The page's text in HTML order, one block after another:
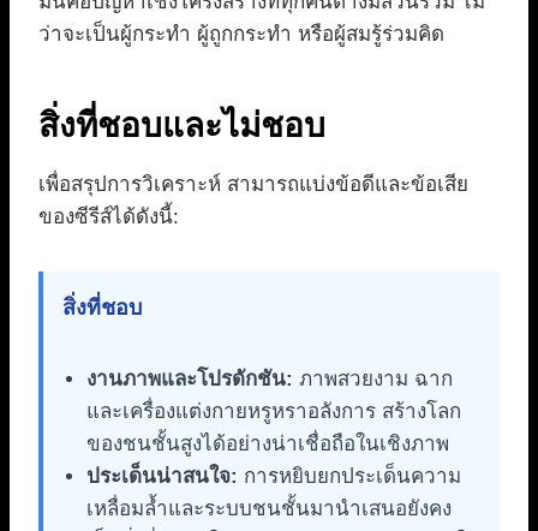
ว่าจะเป็นผู้กระทำ ผู้ถูกกระทำ หรือผู้สมรู้ร่วมคิด
สิ่งที่ชอบและไม่ชอบ
เพื่อสรุปการวิเคราะห์ สามารถแบ่งข้อดีและข้อเสีย
ของซีรีส์ได้ดังนี้:
สิ่งที่ชอบ
งานภาพและโปรดักชัน: ภาพสวยงาม ฉาก
และเครื่องแต่งกายหรูหราอลังการ สร้างโลก
ของชนชั้นสูงได้อย่างน่าเชื่อถือในเชิงภาพ
ประเด็นน่าสนใจ: การหยิบยกประเด็นความ
เหลื่อมล้ำและระบบชนชั้นมานำเสนอยังคง